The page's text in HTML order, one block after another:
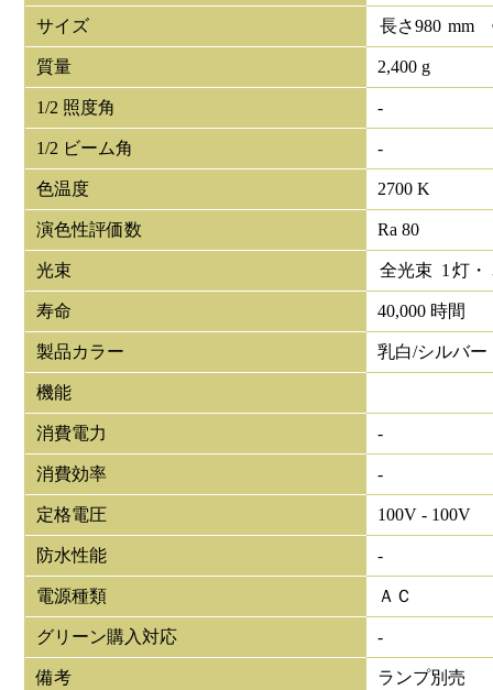
サイズ 長さ980 mm
質量 2,400 g
1/2 照度角 -
1/2 ビーム角 -
色温度 2700 K
演色性評価数 Ra 80
光束 全光束 1 灯・
寿命 40,000 時間
製品カラー 乳白/シルバー
機能
消費電力 -
消費効率 -
定格電圧 100V - 100V
防水性能 -
電源種類 ＡＣ
グリーン購入対応 -
備考 ランプ別売